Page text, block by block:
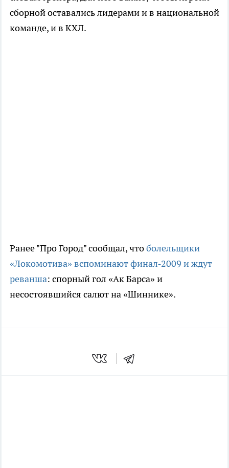
сборной оставались лидерами и в национальной
команде, и в КХЛ.
Ранее "Про Город" сообщал, чтоболельщики
«Локомотива» вспоминают финал‑2009 и ждут
реванша: спорный гол «Ак Барса» и
несостоявшийся салют на «Шиннике».